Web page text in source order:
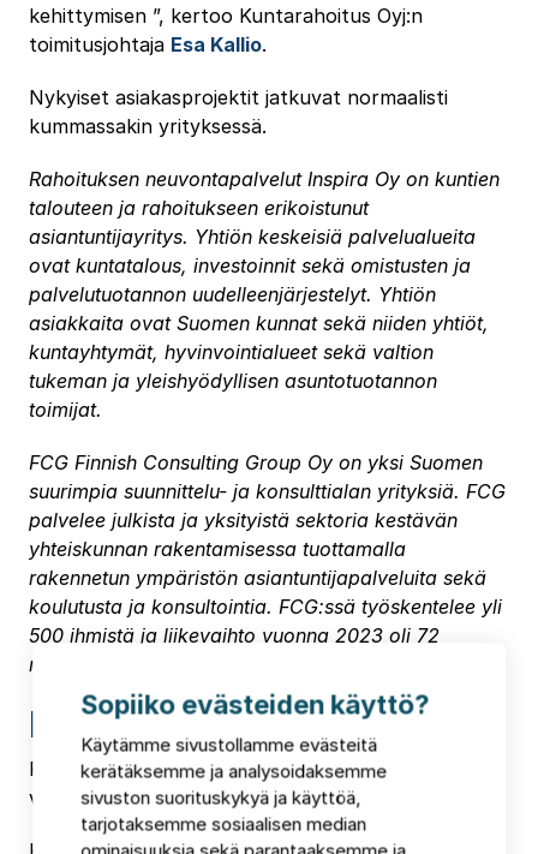
kehittymisen ”, kertoo Kuntarahoitus Oyj:n
toimitusjohtaja Esa Kallio.
Nykyiset asiakasprojektit jatkuvat normaalisti
kummassakin yrityksessä.
Rahoituksen neuvontapalvelut Inspira Oy on kuntien
talouteen ja rahoitukseen erikoistunut
asiantuntijayritys. Yhtiön keskeisiä palvelualueita
ovat kuntatalous, investoinnit sekä omistusten ja
palvelutuotannon uudelleenjärjestelyt. Yhtiön
asiakkaita ovat Suomen kunnat sekä niiden yhtiöt,
kuntayhtymät, hyvinvointialueet sekä valtion
tukeman ja yleishyödyllisen asuntotuotannon
toimijat.
FCG Finnish Consulting Group Oy on yksi Suomen
suurimpia suunnittelu- ja konsulttialan yrityksiä. FCG
palvelee julkista ja yksityistä sektoria kestävän
yhteiskunnan rakentamisessa tuottamalla
rakennetun ympäristön asiantuntijapalveluita sekä
koulutusta ja konsultointia. FCG:ssä työskentelee yli
500 ihmistä ja liikevaihto vuonna 2023 oli 72
miljoonaa euroa.
Lisätiedot:
FCG Finnish Consulting Group Oy:Sami Miettinen
varatoimitusjohtaja, puh. +358 44 430 9881
Sopiiko evästeiden käyttö?
Käytämme sivustollamme evästeitä
kerätäksemme ja analysoidaksemme
sivuston suorituskykyä ja käyttöä,
tarjotaksemme sosiaalisen median